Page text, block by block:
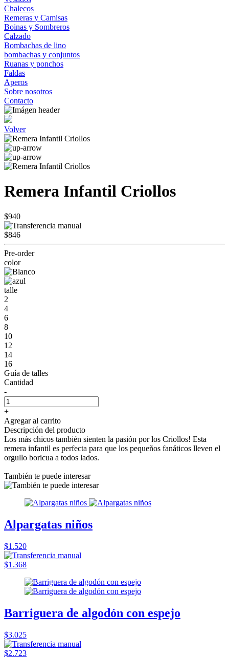
Chalecos
Remeras y Camisas
Boinas y Sombreros
Calzado
Bombachas de lino
bombachas y conjuntos
Ruanas y ponchos
Faldas
Aperos
Sobre nosotros
Contacto
Volver
Remera Infantil Criollos
$940
$846
Pre-order
color
talle
2
4
6
8
10
12
14
16
Guía de talles
Cantidad
-
+
Agregar al carrito
Descripción del producto
Los más chicos también sienten la pasión por los Criollos! Esta
remera infantil es perfecta para que los pequeños fanáticos lleven el
orgullo boricua a todos lados.
También te puede interesar
Alpargatas niños
$1.520
$1.368
Barriguera de algodón con espejo
$3.025
$2.723